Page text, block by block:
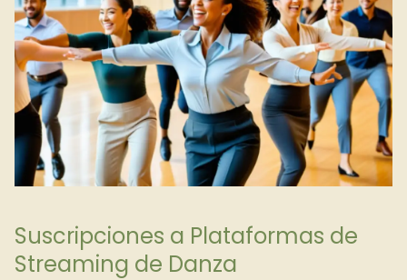
Suscripciones a Plataformas de
Streaming de Danza